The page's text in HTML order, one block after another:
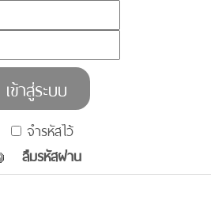
จำรหัสไว้
ลืมรหัสผ่าน